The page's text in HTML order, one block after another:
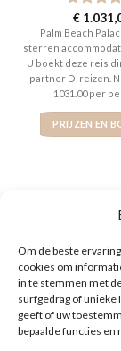
Om de beste
cookies om
in te stemmen met
surfgedrag of unieke
geeft of uw
bepaalde functies en
5uit 5
€
Palm Beach
sterren
U boekt deze reis
partner D-reizen.
1031.00 per
PRIJZEN EN